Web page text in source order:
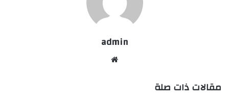
admin
مقالات ذات صلة